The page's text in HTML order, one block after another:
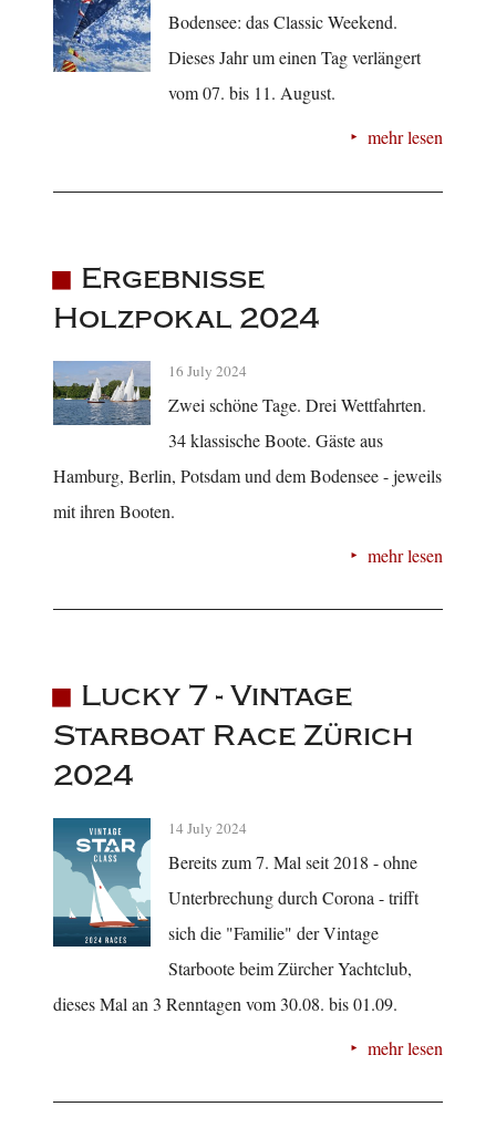
Bodensee: das Classic Weekend.
Dieses Jahr um einen Tag verlängert
vom 07. bis 11. August.
mehr lesen
Ergebnisse
Holzpokal 2024
16 July 2024
Zwei schöne Tage. Drei Wettfahrten.
34 klassische Boote. Gäste aus
Hamburg, Berlin, Potsdam und dem Bodensee - jeweils
mit ihren Booten.
mehr lesen
Lucky 7 - Vintage
Starboat Race Zürich
2024
14 July 2024
Bereits zum 7. Mal seit 2018 - ohne
Unterbrechung durch Corona - trifft
sich die "Familie" der Vintage
Starboote beim Zürcher Yachtclub,
dieses Mal an 3 Renntagen vom 30.08. bis 01.09.
mehr lesen